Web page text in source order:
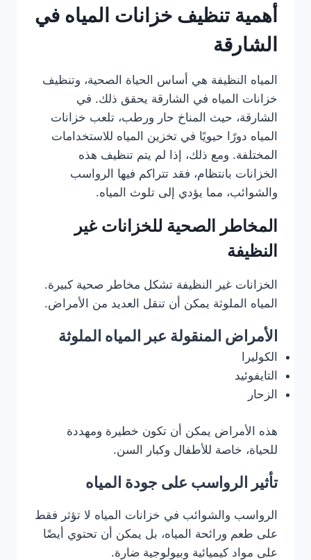
أهمية تنظيف خزانات المياه في
الشارقة
المياه النظيفة هي أساس الحياة الصحية، وتنظيف
خزانات المياه في الشارقة يحقق ذلك. في
الشارقة، حيث المناخ حار ورطب، تلعب خزانات
المياه دورًا حيويًا في تخزين المياه للاستخدامات
المختلفة. ومع ذلك، إذا لم يتم تنظيف هذه
الخزانات بانتظام، فقد تتراكم فيها الرواسب
والشوائب، مما يؤدي إلى تلوث المياه.
المخاطر الصحية للخزانات غير
النظيفة
الخزانات غير النظيفة تشكل مخاطر صحية كبيرة.
المياه الملوثة يمكن أن تنقل العديد من الأمراض.
الأمراض المنقولة عبر المياه الملوثة
الكوليرا
التايفوئيد
الزحار
هذه الأمراض يمكن أن تكون خطيرة ومهددة
للحياة، خاصة للأطفال وكبار السن.
تأثير الرواسب على جودة المياه
الرواسب والشوائب في خزانات المياه لا تؤثر فقط
على طعم ورائحة المياه، بل يمكن أن تحتوي أيضًا
على مواد كيميائية وبيولوجية ضارة.